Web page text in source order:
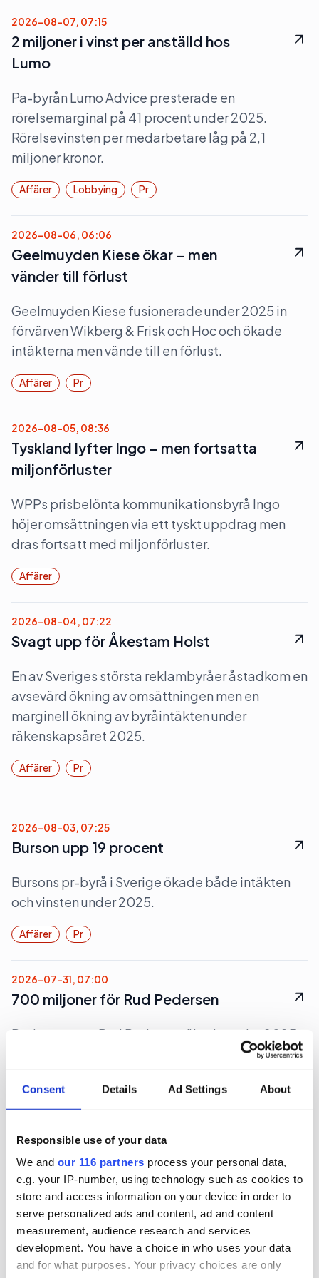
Consent Details Ad Settings About
Responsible use of your data
We and our 116 partners process your personal data,
e.g. your IP-number, using technology such as cookies to
store and access information on your device in order to
serve personalized ads and content, ad and content
measurement, audience research and services
development. You have a choice in who uses your data
and for what purposes. Your privacy choices are only
2026-08-07, 07:15
2 miljoner i vinst per anställd hos
Lumo
Pa-byrån Lumo Advice presterade en
rörelsemarginal på 41 procent under 2025.
Rörelsevinsten per medarbetare låg på 2,1
miljoner kronor.
Affärer Lobbying Pr
2026-08-06, 06:06
Geelmuyden Kiese ökar – men
vänder till förlust
Geelmuyden Kiese fusionerade under 2025 in
förvärven Wikberg & Frisk och Hoc och ökade
intäkterna men vände till en förlust.
Affärer Pr
2026-08-05, 08:36
Tyskland lyfter Ingo – men fortsatta
miljonförluster
WPPs prisbelönta kommunikationsbyrå Ingo
höjer omsättningen via ett tyskt uppdrag men
dras fortsatt med miljonförluster.
Affärer
2026-08-04, 07:22
Svagt upp för Åkestam Holst
En av Sveriges största reklambyråer åstadkom en
avsevärd ökning av omsättningen men en
marginell ökning av byråintäkten under
räkenskapsåret 2025.
Affärer Pr
2026-08-03, 07:25
Burson upp 19 procent
Bursons pr-byrå i Sverige ökade både intäkten
och vinsten under 2025.
Affärer Pr
2026-07-31, 07:00
700 miljoner för Rud Pedersen
Pa-koncernen Rud Pedersen ökade under 2025
både intäkten och lönsamheten och passerade
700 miljoner kronor i omsättning.
Affärer Pr
Flashback investerade bort vinsten
Webbforumet för högt och mest lågt, Flashback,
ökade omsättningen men tappade i lönsamhet
under 2025.